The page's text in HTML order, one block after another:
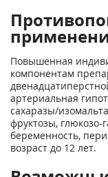
Повышенная
компонентам
артериальная
сахаразы/
фруктозы, глюкозо-
беременность,
возраст до 12 лет.